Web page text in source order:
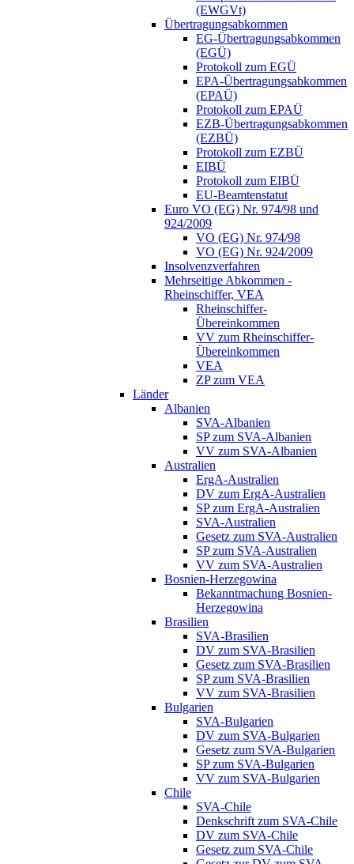
(EWGVt)
Übertragungsabkommen
EG-Übertragungsabkommen
(EGÜ)
Protokoll zum EGÜ
EPA-Übertragungsabkommen
(EPAÜ)
Protokoll zum EPAÜ
EZB-Übertragungsabkommen
(EZBÜ)
Protokoll zum EZBÜ
EIBÜ
Protokoll zum EIBÜ
EU-Beamtenstatut
Euro VO (EG) Nr. 974/98 und
924/2009
VO (EG) Nr. 974/98
VO (EG) Nr. 924/2009
Insolvenzverfahren
Mehrseitige Abkommen -
Rheinschiffer, VEA
Rheinschiffer-
Übereinkommen
VV zum Rheinschiffer-
Übereinkommen
VEA
ZP zum VEA
Länder
Albanien
SVA-Albanien
SP zum SVA-Albanien
VV zum SVA-Albanien
Australien
ErgA-Australien
DV zum ErgA-Australien
SP zum ErgA-Australien
SVA-Australien
Gesetz zum SVA-Australien
SP zum SVA-Australien
VV zum SVA-Australien
Bosnien-Herzegowina
Bekanntmachung Bosnien-
Herzegowina
Brasilien
SVA-Brasilien
DV zum SVA-Brasilien
Gesetz zum SVA-Brasilien
SP zum SVA-Brasilien
VV zum SVA-Brasilien
Bulgarien
SVA-Bulgarien
DV zum SVA-Bulgarien
Gesetz zum SVA-Bulgarien
SP zum SVA-Bulgarien
VV zum SVA-Bulgarien
Chile
SVA-Chile
Denkschrift zum SVA-Chile
DV zum SVA-Chile
Gesetz zum SVA-Chile